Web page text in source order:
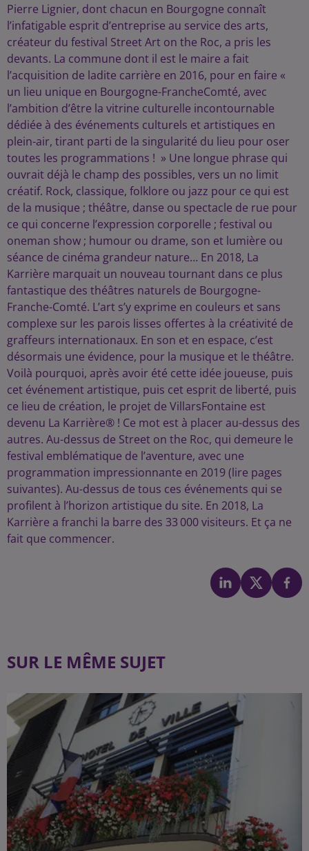
Pierre Lignier, dont chacun en Bourgogne connaît
l’infatigable esprit d’entreprise au service des arts,
créateur du festival Street Art on the Roc, a pris les
devants. La commune dont il est le maire a fait
l’acquisition de ladite carrière en 2016, pour en faire «
un lieu unique en Bourgogne-FrancheComté, avec
l’ambition d’être la vitrine culturelle incontournable
dédiée à des événements culturels et artistiques en
plein-air, tirant parti de la singularité du lieu pour oser
toutes les programmations ! » Une longue phrase qui
ouvrait déjà le champ des possibles, vers un no limit
créatif. Rock, classique, folklore ou jazz pour ce qui est
de la musique ; théâtre, danse ou spectacle de rue pour
ce qui concerne l’expression corporelle ; festival ou
oneman show ; humour ou drame, son et lumière ou
séance de cinéma grandeur nature… En 2018, La
Karrière marquait un nouveau tournant dans ce plus
fantastique des théâtres naturels de Bourgogne-
Franche-Comté. L’art s’y exprime en couleurs et sans
complexe sur les parois lisses offertes à la créativité de
graffeurs internationaux. En son et en espace, c’est
désormais une évidence, pour la musique et le théâtre.
Voilà pourquoi, après avoir été cette idée joueuse, puis
cet événement artistique, puis cet esprit de liberté, puis
ce lieu de création, le projet de VillarsFontaine est
devenu La Karrière® ! Ce mot est à placer au-dessus des
autres. Au-dessus de Street on the Roc, qui demeure le
festival emblématique de l’aventure, avec une
programmation impressionnante en 2019 (lire pages
suivantes). Au-dessus de tous ces événements qui se
profilent à l’horizon artistique du site. En 2018, La
Karrière a franchi la barre des 33 000 visiteurs. Et ça ne
fait que commencer.
SUR LE MÊME SUJET